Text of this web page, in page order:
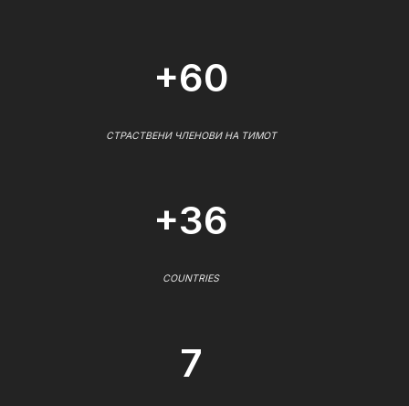
+60
СТРАСТВЕНИ ЧЛЕНОВИ НА ТИМОТ
+36
COUNTRIES
7